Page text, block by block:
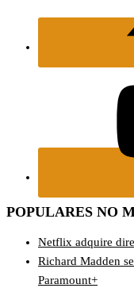
POPULARES NO
Netflix adquire
Richard Madden
Paramount+